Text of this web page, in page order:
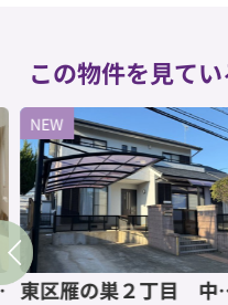
この物件を見て
NEW
東区雁の巣２丁目 中